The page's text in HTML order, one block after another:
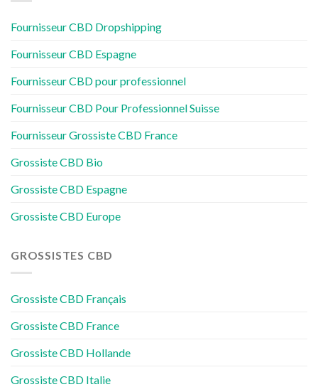
Fournisseur CBD Dropshipping
Fournisseur CBD Espagne
Fournisseur CBD pour professionnel
Fournisseur CBD Pour Professionnel Suisse
Fournisseur Grossiste CBD France
Grossiste CBD Bio
Grossiste CBD Espagne
Grossiste CBD Europe
GROSSISTES CBD
Grossiste CBD Français
Grossiste CBD France
Grossiste CBD Hollande
Grossiste CBD Italie